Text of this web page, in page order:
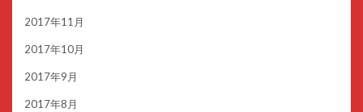
2017年11月
2017年10月
2017年9月
2017年8月